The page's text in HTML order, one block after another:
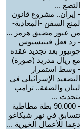
التصع ...
- إيران.. مشروع قانون
لمنع السفن -المعادية-
من عبور مضيق هرمز ...
- رد فعل فينيسيوس
جونيور بعد تجديد عقده
مع ريال مدريد (صورة)
- وسط استمرار
التصعيد الإسرائيلي في
لبنان والضفة.. ترامب
يتحدث ...
-
90.000 بطة مطاطية
تتسابق في نهر شيكاغو
دعما للأعمال الخيرية ...